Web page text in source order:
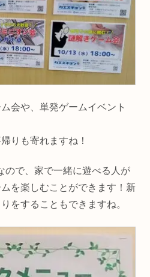
会や、単発ゲームイベント
りも寄れますね！
ので、家で一緒に遊べる人が
を楽しむことができます！新
をすることもできますね。